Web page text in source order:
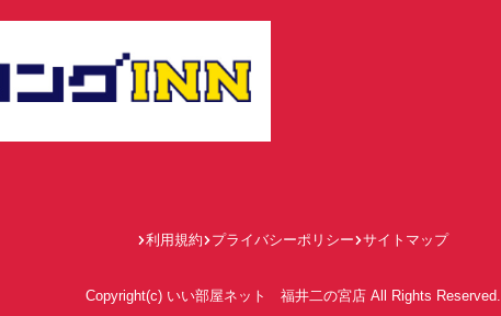
利用規約 プライバシーポリシー サイトマップ
Copyright(c) いい部屋ネット 福井二の宮店 All Rights Reserved.